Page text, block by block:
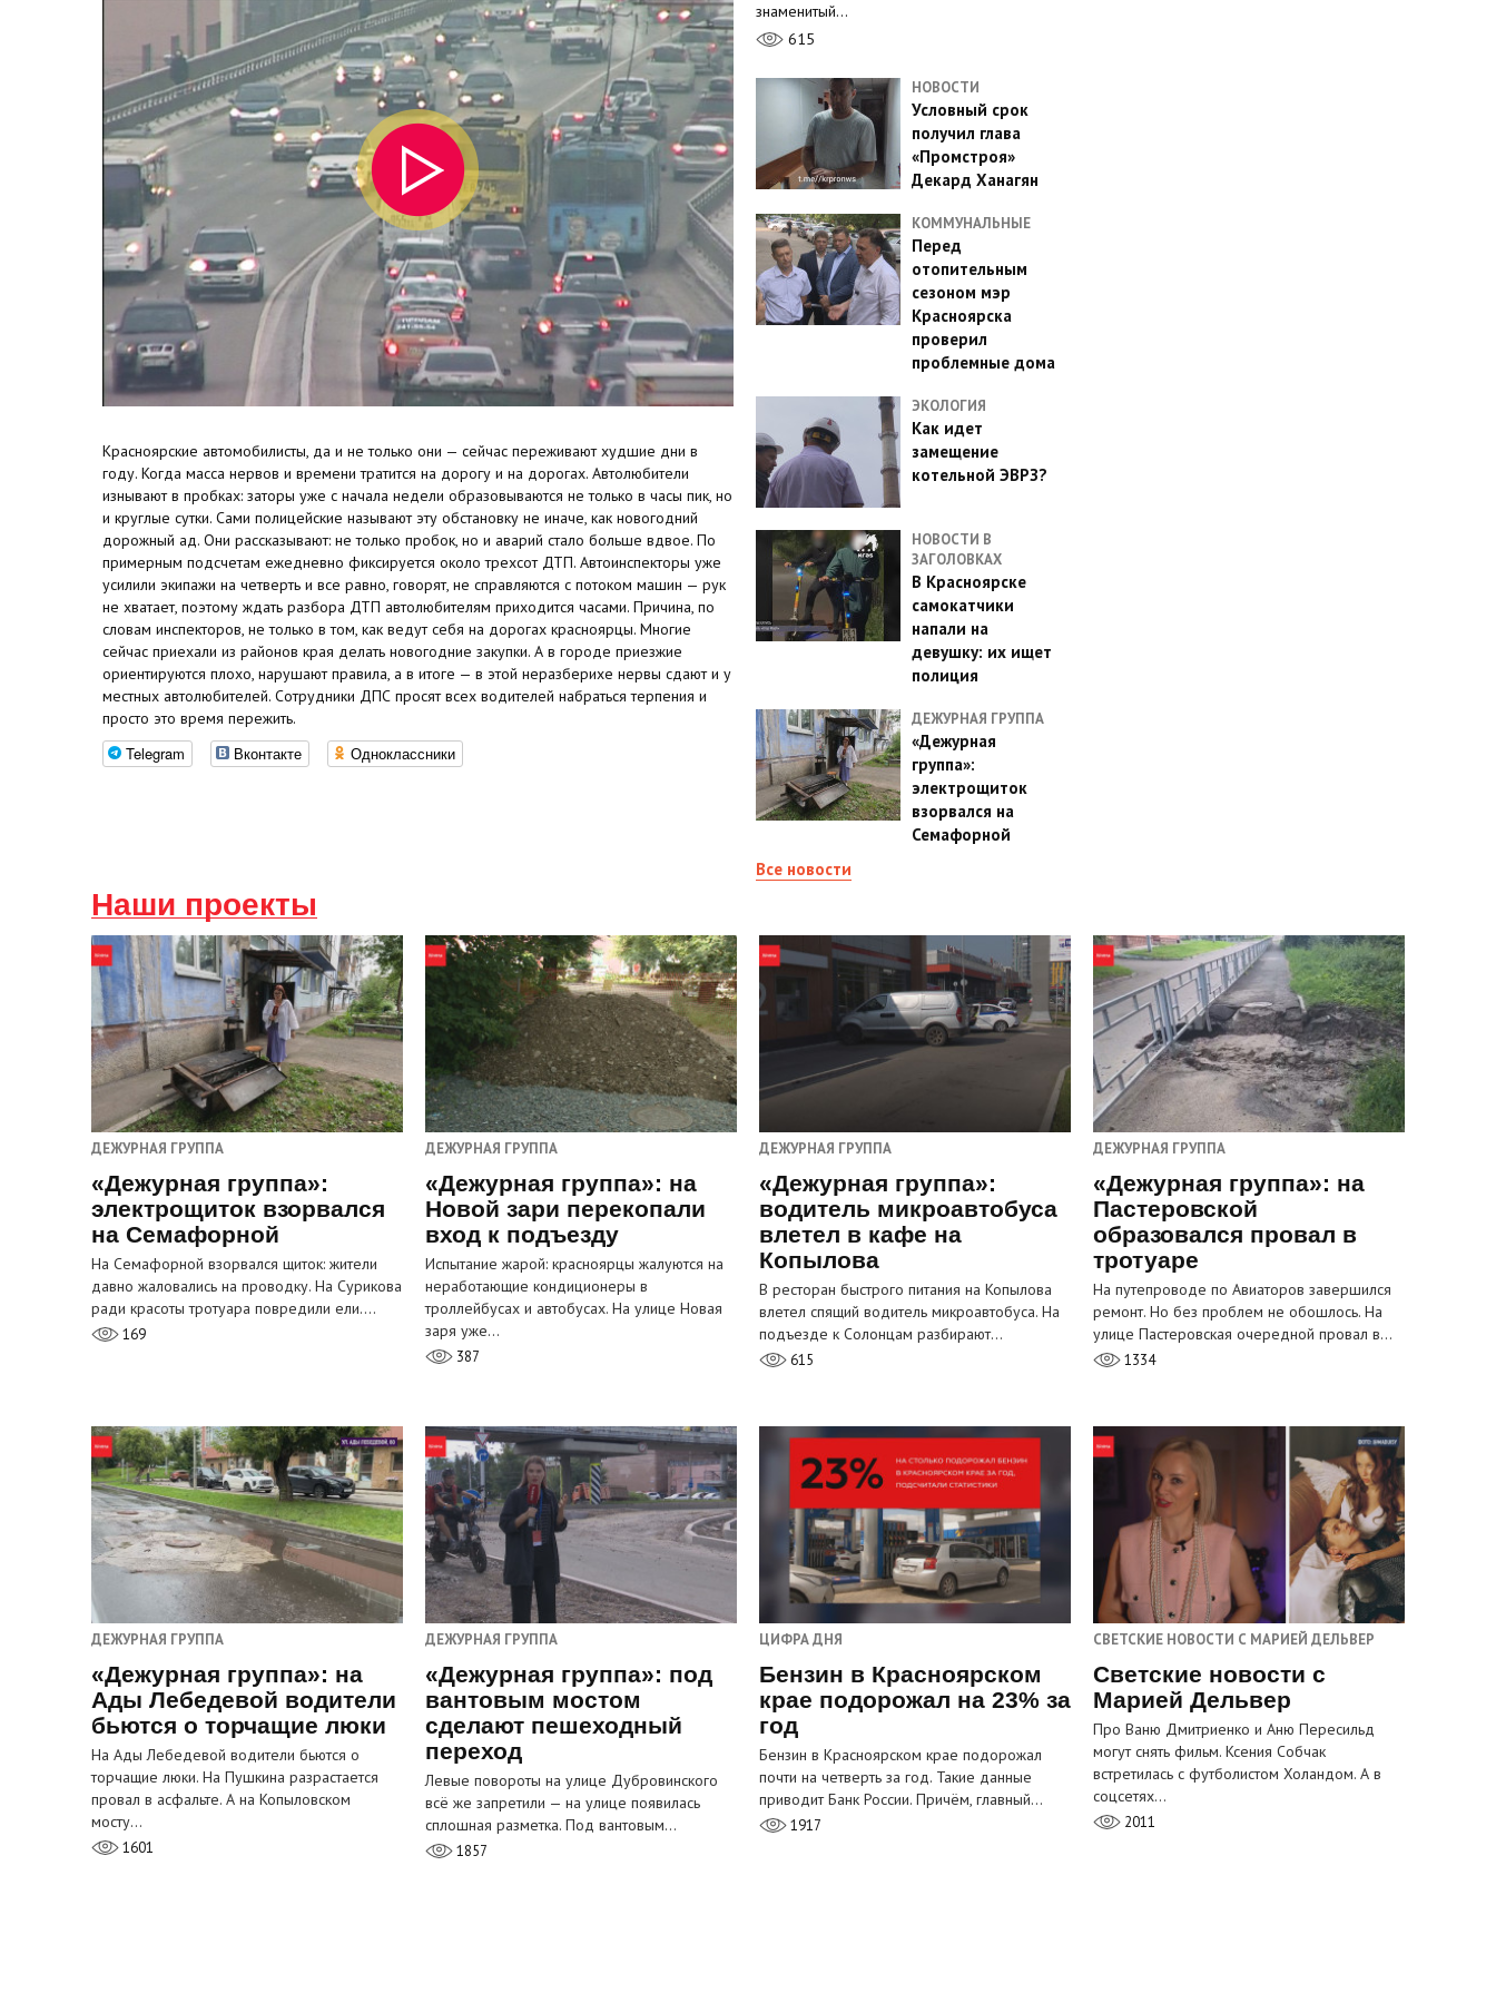
Красноярские автомобилисты, да и не только они — сейчас переживают худшие дни в
году. Когда масса нервов и времени тратится на дорогу и на дорогах. Автолюбители
изнывают в пробках: заторы уже с начала недели образовываются не только в часы пик, но
и круглые сутки. Сами полицейские называют эту обстановку не иначе, как новогодний
дорожный ад. Они рассказывают: не только пробок, но и аварий стало больше вдвое. По
примерным подсчетам ежедневно фиксируется около трехсот ДТП. Автоинспекторы уже
усилили экипажи на четверть и все равно, говорят, не справляются с потоком машин — рук
не хватает, поэтому ждать разбора ДТП автолюбителям приходится часами. Причина, по
словам инспекторов, не только в том, как ведут себя на дорогах красноярцы. Многие
сейчас приехали из районов края делать новогодние закупки. А в городе приезжие
ориентируются плохо, нарушают правила, а в итоге — в этой неразберихе нервы сдают и у
местных автолюбителей. Сотрудники ДПС просят всех водителей набраться терпения и
просто это время пережить.
Telegram Вконтакте Одноклассники
знаменитый…
615
НОВОСТИ
Условный срок
получил глава
«Промстроя»
Декард Ханагян
КОММУНАЛЬНЫЕ
Перед
отопительным
сезоном мэр
Красноярска
проверил
проблемные дома
ЭКОЛОГИЯ
Как идет
замещение
котельной ЭВРЗ?
НОВОСТИ В
ЗАГОЛОВКАХ
В Красноярске
самокатчики
напали на
девушку: их ищет
полиция
ДЕЖУРНАЯ ГРУППА
«Дежурная
группа»:
электрощиток
взорвался на
Семафорной
Все новости
Наши проекты
ДЕЖУРНАЯ ГРУППА
«Дежурная группа»:
электрощиток взорвался
на Семафорной
На Семафорной взорвался щиток: жители
давно жаловались на проводку. На Сурикова
ради красоты тротуара повредили ели.…
169
ДЕЖУРНАЯ ГРУППА
«Дежурная группа»: на
Новой зари перекопали
вход к подъезду
Испытание жарой: красноярцы жалуются на
неработающие кондиционеры в
троллейбусах и автобусах. На улице Новая
заря уже…
387
ДЕЖУРНАЯ ГРУППА
«Дежурная группа»:
водитель микроавтобуса
влетел в кафе на
Копылова
В ресторан быстрого питания на Копылова
влетел спящий водитель микроавтобуса. На
подъезде к Солонцам разбирают…
615
ДЕЖУРНАЯ ГРУППА
«Дежурная группа»: на
Пастеровской
образовался провал в
тротуаре
На путепроводе по Авиаторов завершился
ремонт. Но без проблем не обошлось. На
улице Пастеровская очередной провал в…
1334
ДЕЖУРНАЯ ГРУППА
«Дежурная группа»: на
Ады Лебедевой водители
бьются о торчащие люки
На Ады Лебедевой водители бьются о
торчащие люки. На Пушкина разрастается
провал в асфальте. А на Копыловском
мосту…
1601
ДЕЖУРНАЯ ГРУППА
«Дежурная группа»: под
вантовым мостом
сделают пешеходный
переход
Левые повороты на улице Дубровинского
всё же запретили — на улице появилась
сплошная разметка. Под вантовым…
1857
ЦИФРА ДНЯ
Бензин в Красноярском
крае подорожал на 23% за
год
Бензин в Красноярском крае подорожал
почти на четверть за год. Такие данные
приводит Банк России. Причём, главный…
1917
СВЕТСКИЕ НОВОСТИ С МАРИЕЙ ДЕЛЬВЕР
Светские новости с
Марией Дельвер
Про Ваню Дмитриенко и Аню Пересильд
могут снять фильм. Ксения Собчак
встретилась с футболистом Холандом. А в
соцсетях…
2011